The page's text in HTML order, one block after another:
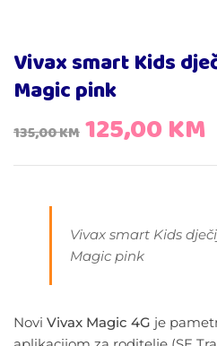
Vivax smart Kids
Magic pink
135,00KM 125,00KM
Vivax smart Kids
Magic pink
Novi Vivax Magic 4G je